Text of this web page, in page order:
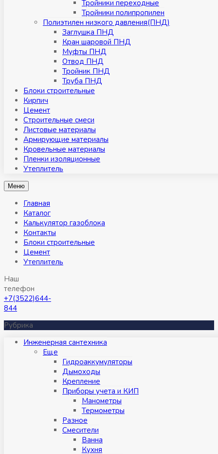
Тройники переходные
Тройники полипропилен
Полиэтилен низкого давления(ПНД)
Заглушка ПНД
Кран шаровой ПНД
Муфты ПНД
Отвод ПНД
Тройник ПНД
Труба ПНД
Блоки строительные
Кирпич
Цемент
Строительные смеси
Листовые материалы
Армирующие материалы
Кровельные материалы
Пленки изоляционные
Утеплитель
Меню
Главная
Каталог
Калькулятор газоблока
Контакты
Блоки строительные
Цемент
Утеплитель
Наш
телефон
+7(3522)644-
844
Рубрика
Инженерная сантехника
Eще
Гидроаккумуляторы
Дымоходы
Крепление
Приборы учета и КИП
Манометры
Термометры
Разное
Смесители
Ванна
Кухня